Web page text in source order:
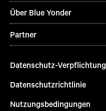
Über Blue Yonder
Partner
Datenschutz-Verpflichtung
Datenschutzrichtlinie
Nutzungsbedingungen